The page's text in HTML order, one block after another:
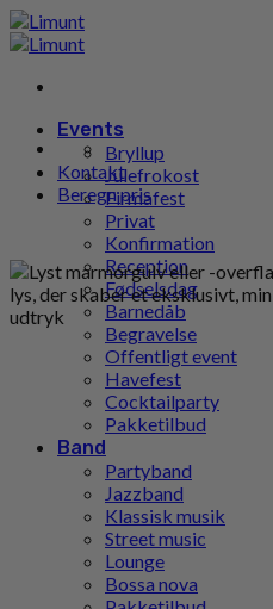
Gå
til
Events
Bryllup
Julefrokost
Firmafest
Privat
Konfirmation
Reception
Fødselsdag
Barnedåb
Begravelse
Offentligt event
Havefest
Cocktailparty
Pakketilbud
Band
Partyband
Jazzband
Klassisk musik
Street music
Lounge
Bossa nova
Kontakt
Beregn pris